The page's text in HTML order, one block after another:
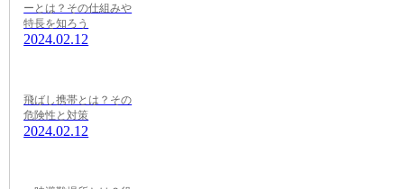
ーとは？その仕組みや
特長を知ろう
2024.02.12
飛ばし携帯とは？その
危険性と対策
2024.02.12